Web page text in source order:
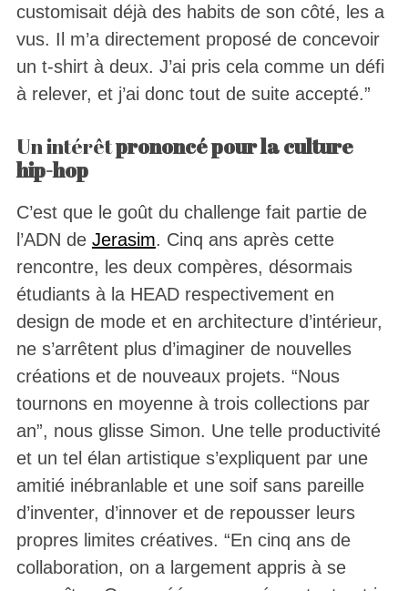
customisait déjà des habits de son côté, les a
vus. Il m’a directement proposé de concevoir
un t-shirt à deux. J’ai pris cela comme un défi
à relever, et j’ai donc tout de suite accepté.”
Un intérêtprononcé pour la culture
hip-hop
C’est que le goût du challenge fait partie de
l’ADN de Jerasim. Cinq ans après cette
rencontre, les deux compères, désormais
étudiants à la HEAD respectivement en
design de mode et en architecture d’intérieur,
ne s’arrêtent plus d’imaginer de nouvelles
créations et de nouveaux projets. “Nous
tournons en moyenne à trois collections par
an”, nous glisse Simon. Une telle productivité
et un tel élan artistique s’expliquent par une
amitié inébranlable et une soif sans pareille
d’inventer, d’innover et de repousser leurs
propres limites créatives. “En cinq ans de
collaboration, on a largement appris à se